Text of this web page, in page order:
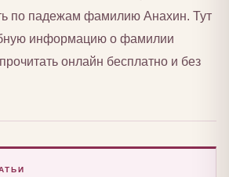
по падежам фамилию Анахин. Тут
информацию о фамилии
онлайн бесплатно и без